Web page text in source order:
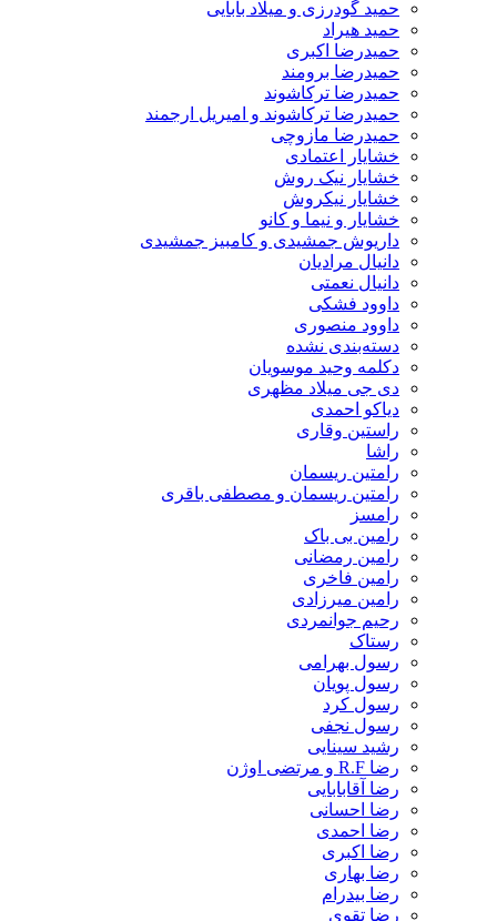
حمید گودرزی و میلاد بابایی
حمید هیراد
حمیدرضا اکبری
حمیدرضا برومند
حمیدرضا ترکاشوند
حمیدرضا ترکاشوند و امیریل ارجمند
حمیدرضا مازوچی
خشایار اعتمادی
خشایار نیک روش
خشایار نیکروش
خشایار و نیما و کانو
داریوش جمشیدی و کامبیز جمشیدی
دانیال مرادیان
دانیال نعمتی
داوود فشکی
داوود منصوری
دسته‌بندی نشده
دکلمه وحید موسویان
دی جی میلاد مظهری
دیاکو احمدی
راستین وقاری
راشا
رامتین ریسمان
رامتین ریسمان و مصطفی باقری
رامسز
رامین بی باک
رامین رمضانی
رامین فاخری
رامین میرزادی
رحیم جوانمردی
رستاک
رسول بهرامی
رسول پویان
رسول کرد
رسول نجفی
رشید سینایی
رضا R.F و مرتضی اوژن
رضا آقابابایی
رضا احسانی
رضا احمدی
رضا اکبری
رضا بهاری
رضا بیدرام
رضا تقوی